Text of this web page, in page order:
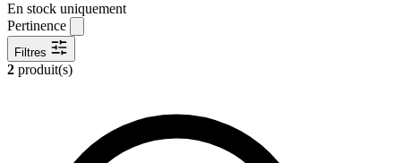
En stock uniquement
Pertinence
Filtres
2 produit(s)